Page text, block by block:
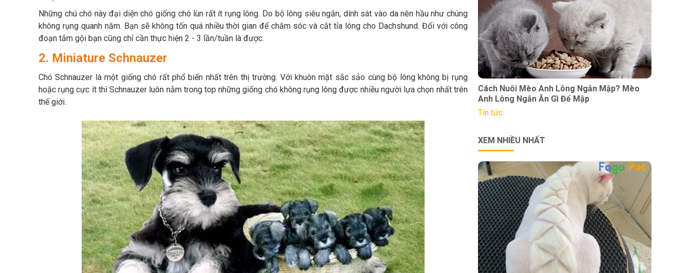
Những chú chó này đại diện chó giống chó lùn rất ít rụng lông. Do bộ lông siêu ngắn, dính sát vào da nên hầu như chúng
không rụng quanh năm. Bạn sẽ không tốn quá nhiều thời gian để chăm sóc và cắt tỉa lông cho Dachshund. Đối với công
đoạn tắm gội bạn cũng chỉ cần thực hiện 2 - 3 lần/tuần là được.
2. Miniature Schnauzer
Chó Schnauzer là một giống chó rất phổ biến nhất trên thị trường. Với khuôn mặt sắc sảo cùng bộ lông không bị rụng
hoặc rụng cực ít thì Schnauzer luôn nằm trong top những giống chó không rụng lông được nhiều người lựa chọn nhất trên
thế giới.
Cách Nuôi Mèo Anh Lông Ngắn Mập? Mèo
Anh Lông Ngắn Ăn Gì Để Mập
Tin tức
XEM NHIỀU NHẤT